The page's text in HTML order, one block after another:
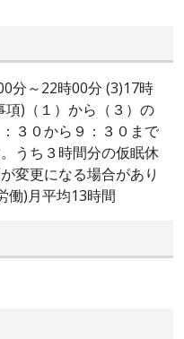
分～22時00分 (3)17時
)（１）から（３）の
３０から９：３０まで
うち３時間分の仮眠休
変更になる場合があり
働)月平均13時間